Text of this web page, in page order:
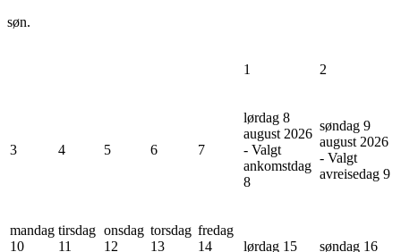
søn.
1 2
3 4 5 6 7
lørdag 8
august 2026
- Valgt
ankomstdag
8
søndag 9
august 2026
- Valgt
avreisedag 9
mandag
10
tirsdag
11
onsdag
12
torsdag
13
fredag
14
lørdag 15 søndag 16